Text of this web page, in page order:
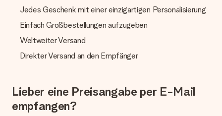
Geschenk empfangen
Was, wenn das Geschenk meine Erwartungen nicht
erfüllt?
Sollte das Geschenk wider Erwarten deine Erwartungen nicht
Wird die Rechnung mit der Bestellung mitverschickt?
Alle Lieferungen erfolgen ohne Rechnung und/oder
Jedes Geschenk mit einer einzigartigen Personalisierung
Einfach Großbestellungen aufzugeben
Weltweiter Versand
Direkter Versand an den Empfänger
Lieber eine Preisangabe per E-Mail
empfangen?